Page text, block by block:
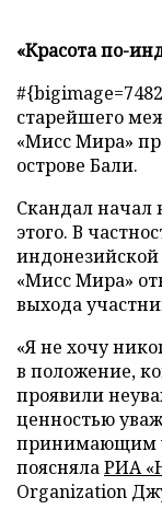
«Красота по-
старейшего
«Мисс Мира»
острове Бали.
Скандал начал
этого. В
«Мисс Мира»
выхода
«Я не хочу
в положение,
проявили
ценностью
принимающим
пояснялаРИА
Organization